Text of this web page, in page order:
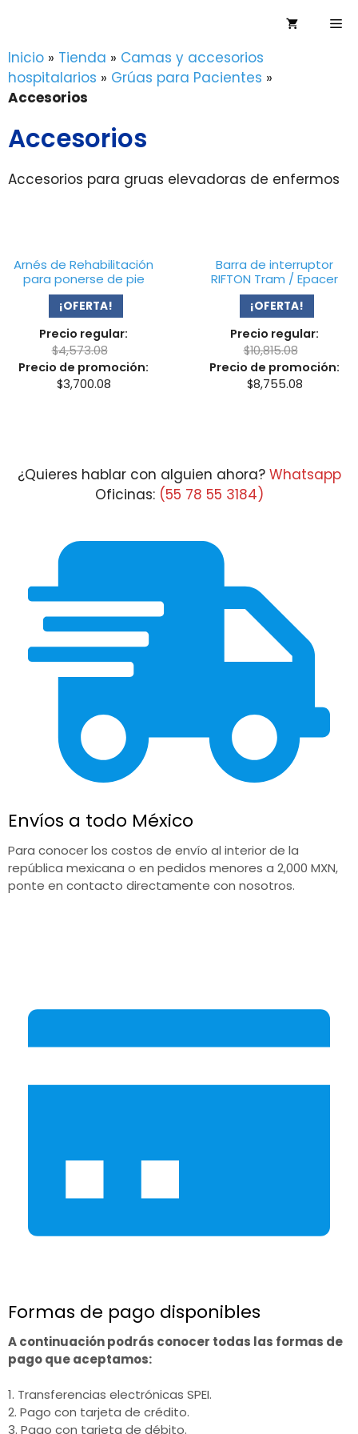
contenido
Inicio » Tienda » Camas y accesorios
hospitalarios » Grúas para Pacientes »
Accesorios
Accesorios
Accesorios para gruas elevadoras de enfermos
Arnés de Rehabilitación
para ponerse de pie
¡OFERTA!
Precio regular:
$4,573.08
Precio de promoción:
$3,700.08
Barra de interruptor
RIFTON Tram / Epacer
¡OFERTA!
Precio regular:
$10,815.08
Precio de promoción:
$8,755.08
¿Quieres hablar con alguien ahora? Whatsapp
Oficinas: (55 78 55 3184)
Envíos a todo México
Para conocer los costos de envío al interior de la
república mexicana o en pedidos menores a 2,000 MXN,
ponte en contacto directamente con nosotros.
Formas de pago disponibles
A continuación podrás conocer todas las formas de
pago que aceptamos:
1. Transferencias electrónicas SPEI.
2. Pago con tarjeta de crédito.
3. Pago con tarjeta de débito.